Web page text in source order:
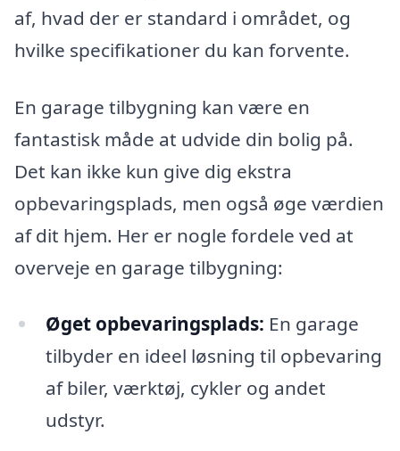
af, hvad der er standard i området, og
hvilke specifikationer du kan forvente.
En garage tilbygning kan være en
fantastisk måde at udvide din bolig på.
Det kan ikke kun give dig ekstra
opbevaringsplads, men også øge værdien
af dit hjem. Her er nogle fordele ved at
overveje en garage tilbygning:
Øget opbevaringsplads: En garage
tilbyder en ideel løsning til opbevaring
af biler, værktøj, cykler og andet
udstyr.